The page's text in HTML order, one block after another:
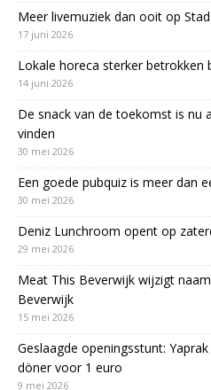
Meer livemuziek dan ooit op
17 juni 2026
Lokale horeca sterker betrokken
14 juni 2026
De snack van de toekomst is nu
vinden
30 mei 2026
Een goede pubquiz is meer dan
30 mei 2026
Deniz Lunchroom opent op
29 mei 2026
Meat This Beverwijk wijzigt
Beverwijk
15 mei 2026
Geslaagde openingsstunt:
döner voor 1 euro
9 mei 2026